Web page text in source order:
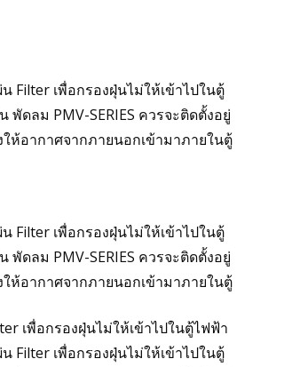
Filter เพื่อกรองฝุ่นไม่ให้เข้าไปในตู้
ดลม PMV-SERIES ควรจะติดตั้งอยู่
ห้อากาศจากภายนอกเข้ามาภายในตู้
Filter เพื่อกรองฝุ่นไม่ให้เข้าไปในตู้
ดลม PMV-SERIES ควรจะติดตั้งอยู่
ห้อากาศจากภายนอกเข้ามาภายในตู้
เพื่อกรองฝุ่นไม่ให้เข้าไปในตู้ไฟฟ้า
Filter เพื่อกรองฝุ่นไม่ให้เข้าไปในตู้